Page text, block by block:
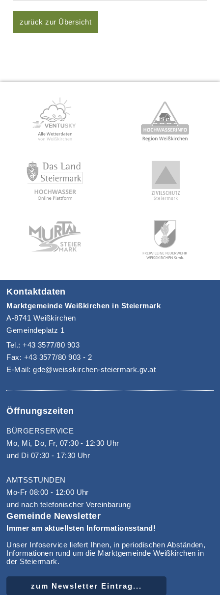
zurück zur Übersicht
Kontaktdaten
Marktgemeinde Weißkirchen in Steiermark
A-8741 Weißkirchen
Gemeindeplatz 1
Tel.: +43 3577/80 903
Fax: +43 3577/80 903 - 2
E-Mail: gde@weisskirchen-steiermark.gv.at
Öffnungszeiten
BÜRGERSERVICE
Mo, Mi, Do, Fr, 07:30 - 12:30 Uhr
und Di 07:30 - 17:30 Uhr
AMTSSTUNDEN
Mo-Fr 08:00 - 12:00 Uhr
und nach telefonischer Vereinbarung
Gemeinde Newsletter
Immer am aktuellsten Informationsstand!
Unser Infoservice liefert Ihnen, in periodischen Abständen,
Informationen rund um die Marktgemeinde Weißkirchen in
der Steiermark.
zum Newsletter Eintrag...